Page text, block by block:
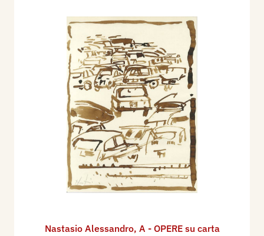
Nastasio Alessandro, A - OPERE su carta